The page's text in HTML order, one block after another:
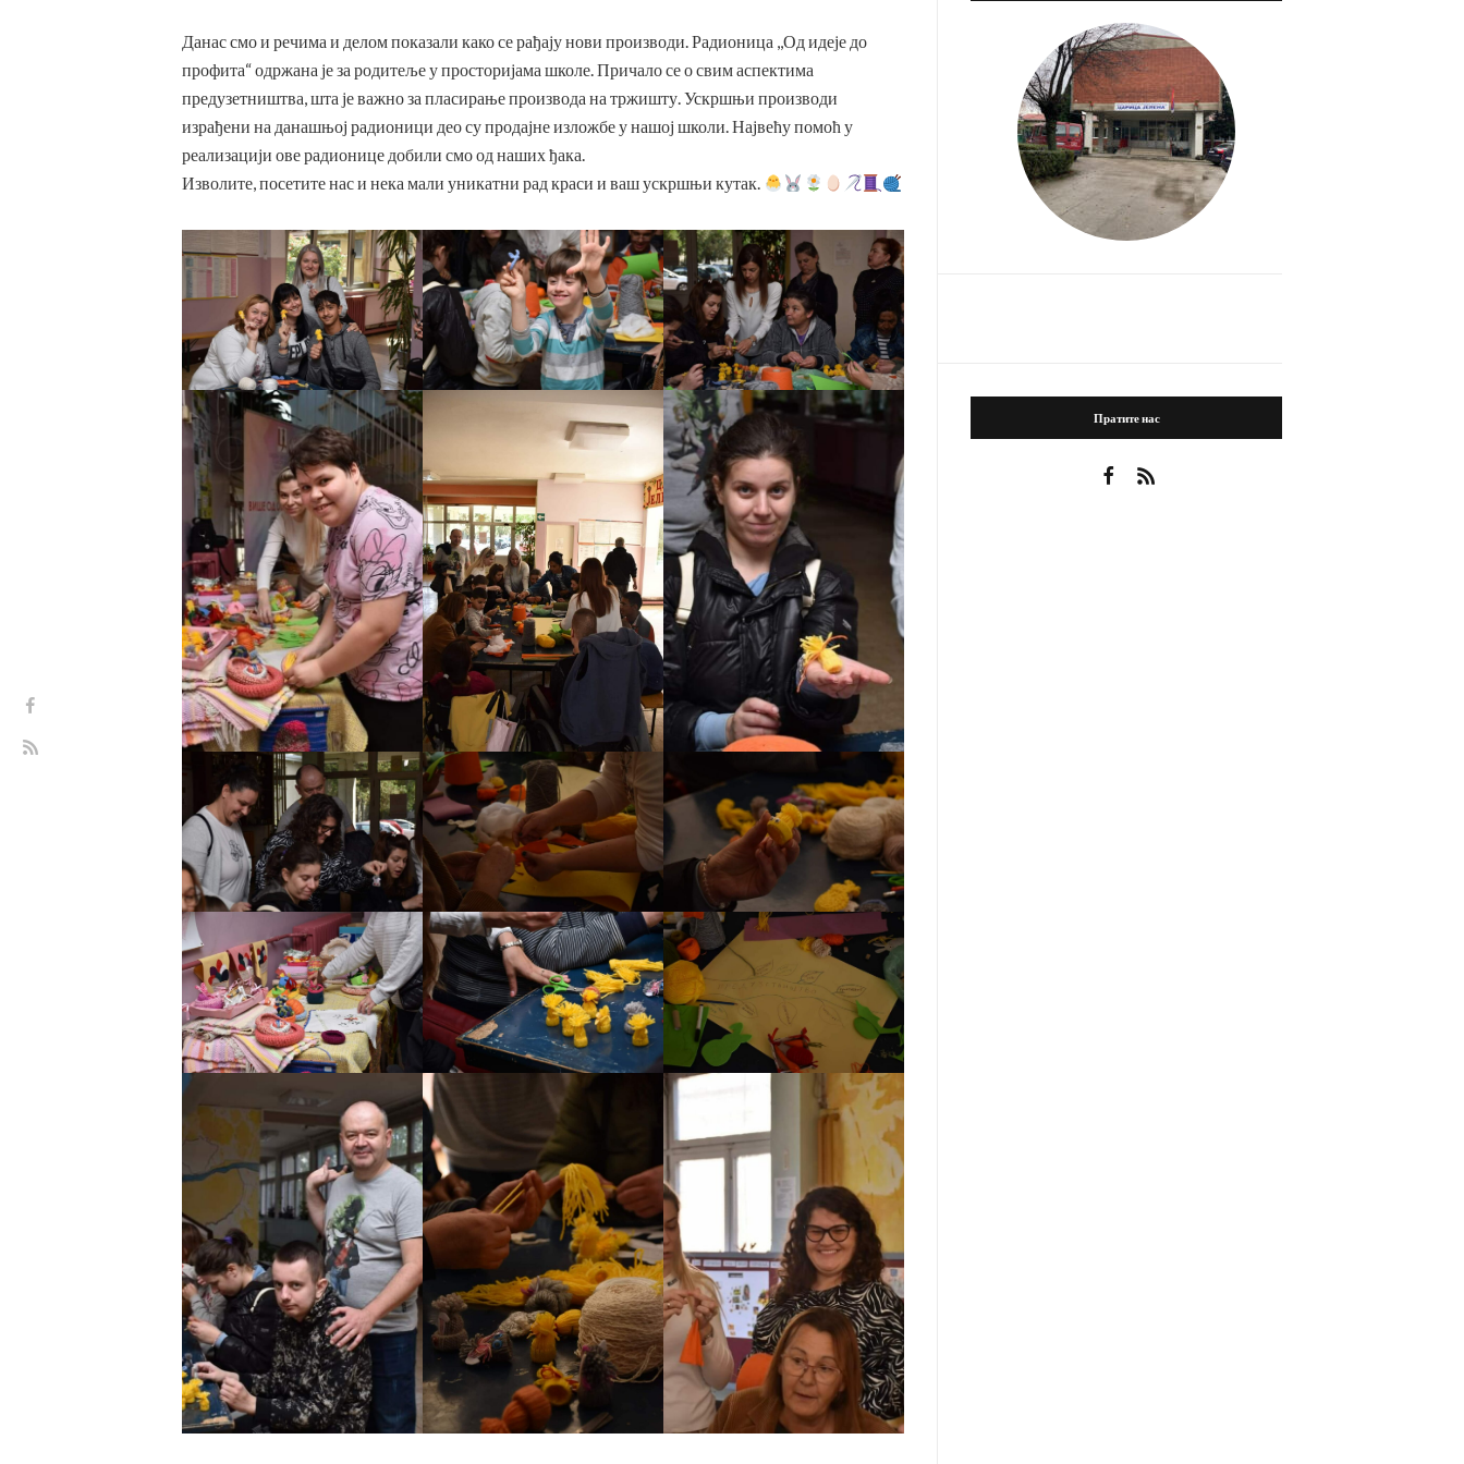
Данас смо и речима и делом показали како се рађају нови производи. Радионица ,,Од идеје до
профита“ одржана је за родитеље у просторијама школе. Причало се о свим аспектима
предузетништва, шта је важно за пласирање производа на тржишту. Ускршњи производи
израђени на данашњој радионици део су продајне изложбе у нашој школи. Највећу помоћ у
реализацији ове радионице добили смо од наших ђака.
Изволите, посетите нас и нека мали уникатни рад краси и ваш ускршњи кутак.
Пратите нас